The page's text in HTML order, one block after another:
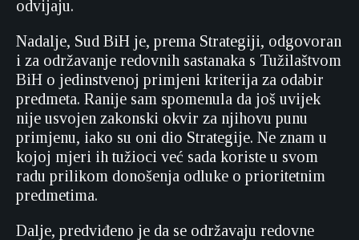
odvijaju.
Nadalje, Sud BiH je, prema Strategiji, odgovoran
i za održavanje redovnih sastanaka s Tužilaštvom
BiH o jedinstvenoj primjeni kriterija za odabir
predmeta. Ranije sam spomenula da još uvijek
nije usvojen zakonski okvir za njihovu punu
primjenu, iako su oni dio Strategije. Ne znam u
kojoj mjeri ih tužioci već sada koriste u svom
radu prilikom donošenja odluke o prioritetnim
predmetima.
Dalje, predviđeno je da se održavaju redovne